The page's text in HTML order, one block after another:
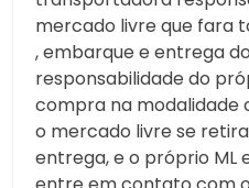
mercado livre que fara
, embarque e entrega
responsabilidade do
compra na modalidade
o mercado livre se
entrega, e o próprio ML